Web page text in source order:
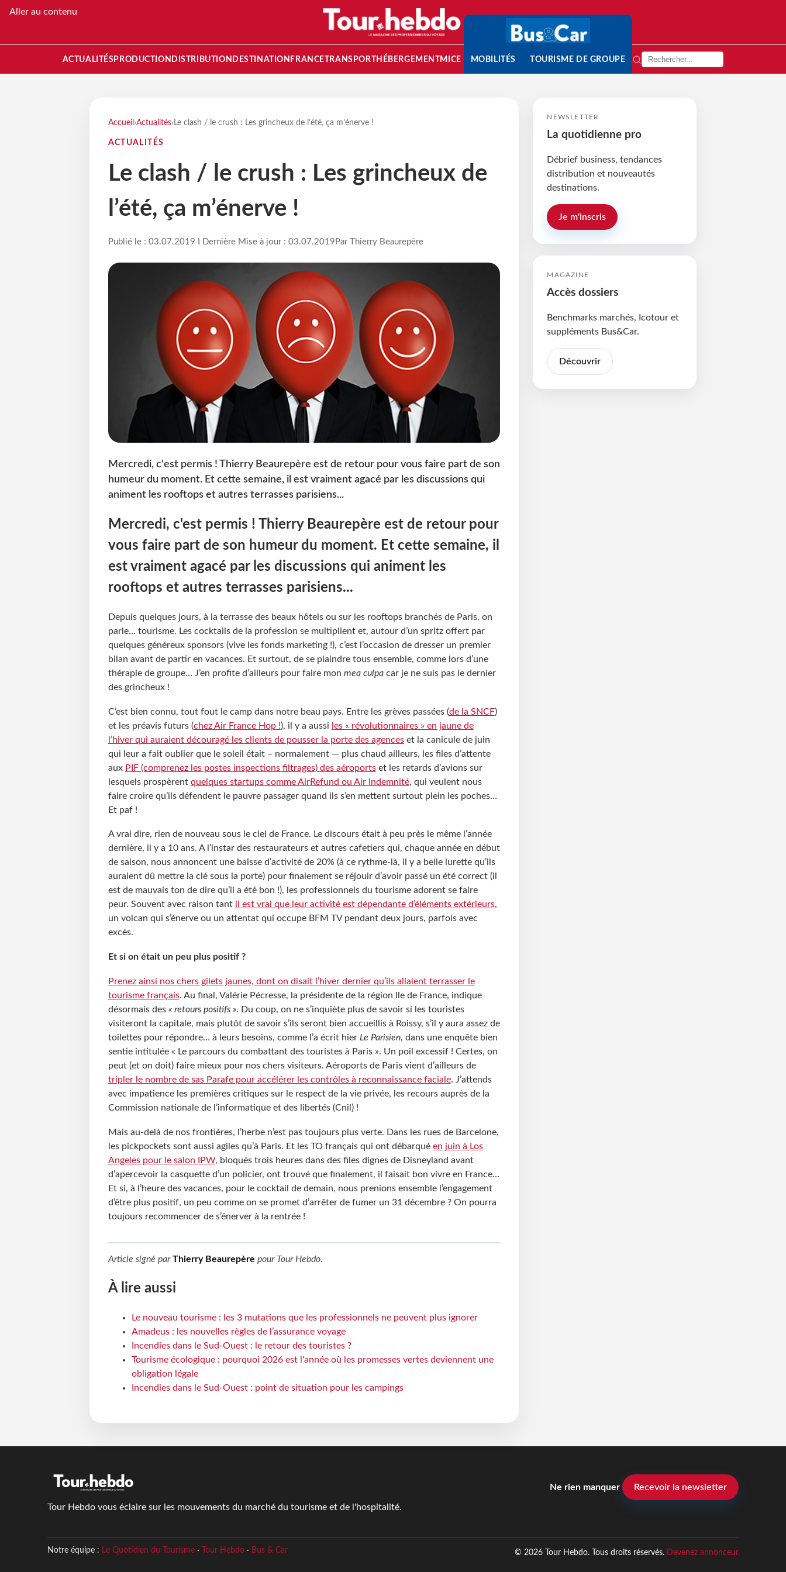
Aller au contenu
ACTUALITÉS PRODUCTION DISTRIBUTION DESTINATION FRANCETRANSPORT HÉBERGEMENTMICE MOBILITÉS TOURISME DE GROUPE
Accueil ›Actualités› Le clash / le crush : Les grincheux de l’été, ça m’énerve !
ACTUALITÉS
Le clash / le crush : Les grincheux de
l’été, ça m’énerve !
Publié le : 03.07.2019 I Dernière Mise à jour : 03.07.2019 Par Thierry Beaurepère
Mercredi, c'est permis ! Thierry Beaurepère est de retour pour vous faire part de son
humeur du moment. Et cette semaine, il est vraiment agacé par les discussions qui
animent les rooftops et autres terrasses parisiens...
Mercredi, c'est permis ! Thierry Beaurepère est de retour pour
vous faire part de son humeur du moment. Et cette semaine, il
est vraiment agacé par les discussions qui animent les
rooftops et autres terrasses parisiens...
Depuis quelques jours, à la terrasse des beaux hôtels ou sur les rooftops branchés de Paris, on
parle… tourisme. Les cocktails de la profession se multiplient et, autour d’un spritz offert par
quelques généreux sponsors (vive les fonds marketing !), c’est l’occasion de dresser un premier
bilan avant de partir en vacances. Et surtout, de se plaindre tous ensemble, comme lors d’une
thérapie de groupe… J’en profite d’ailleurs pour faire mon mea culpacar je ne suis pas le dernier
des grincheux !
C’est bien connu, tout fout le camp dans notre beau pays. Entre les grèves passées (de la SNCF)
et les préavis futurs (chez Air France Hop !), il y a aussi les « révolutionnaires » en jaune de
l’hiver qui auraient découragé les clients de pousser la porte des agenceset la canicule de juin
qui leur a fait oublier que le soleil était – normalement — plus chaud ailleurs, les files d’attente
aux PIF (comprenez les postes inspections filtrages) des aéroportset les retards d’avions sur
lesquels prospèrent quelques startups comme AirRefund ou Air Indemnité, qui veulent nous
faire croire qu’ils défendent le pauvre passager quand ils s’en mettent surtout plein les poches…
Et paf !
A vrai dire, rien de nouveau sous le ciel de France. Le discours était à peu près le même l’année
dernière, il y a 10 ans. A l’instar des restaurateurs et autres cafetiers qui, chaque année en début
de saison, nous annoncent une baisse d’activité de 20% (à ce rythme-là, il y a belle lurette qu’ils
auraient dû mettre la clé sous la porte) pour finalement se réjouir d’avoir passé un été correct (il
est de mauvais ton de dire qu’il a été bon !), les professionnels du tourisme adorent se faire
peur. Souvent avec raison tant il est vrai que leur activité est dépendante d’éléments extérieurs,
un volcan qui s’énerve ou un attentat qui occupe BFM TV pendant deux jours, parfois avec
excès.
Et si on était un peu plus positif ?
Prenez ainsi nos chers gilets jaunes, dont on disait l’hiver dernier qu’ils allaient terrasser le
tourisme français. Au final, Valérie Pécresse, la présidente de la région Ile de France, indique
désormais des « retours positifs ». Du coup, on ne s’inquiète plus de savoir si les touristes
visiteront la capitale, mais plutôt de savoir s’ils seront bien accueillis à Roissy, s’il y aura assez de
toilettes pour répondre… à leurs besoins, comme l’a écrit hier Le Parisien, dans une enquête bien
sentie intitulée « Le parcours du combattant des touristes à Paris ». Un poil excessif ! Certes, on
peut (et on doit) faire mieux pour nos chers visiteurs. Aéroports de Paris vient d’ailleurs de
tripler le nombre de sas Parafe pour accélérer les contrôles à reconnaissance faciale. J’attends
avec impatience les premières critiques sur le respect de la vie privée, les recours auprès de la
Commission nationale de l’informatique et des libertés (Cnil) !
Mais au-delà de nos frontières, l’herbe n’est pas toujours plus verte. Dans les rues de Barcelone,
les pickpockets sont aussi agiles qu’à Paris. Et les TO français qui ont débarqué en juin à Los
Angeles pour le salon IPW, bloqués trois heures dans des files dignes de Disneyland avant
d’apercevoir la casquette d’un policier, ont trouvé que finalement, il faisait bon vivre en France…
Et si, à l’heure des vacances, pour le cocktail de demain, nous prenions ensemble l’engagement
d’être plus positif, un peu comme on se promet d’arrêter de fumer un 31 décembre ? On pourra
toujours recommencer de s’énerver à la rentrée !
Article signé parThierry Beaurepère pour Tour Hebdo.
À lire aussi
Le nouveau tourisme : les 3 mutations que les professionnels ne peuvent plus ignorer
Amadeus : les nouvelles règles de l’assurance voyage
Incendies dans le Sud-Ouest : le retour des touristes ?
Tourisme écologique : pourquoi 2026 est l'année où les promesses vertes deviennent une
obligation légale
Incendies dans le Sud-Ouest : point de situation pour les campings
NEWSLETTER
La quotidienne pro
Débrief business, tendances
distribution et nouveautés
destinations.
Je m'inscris
MAGAZINE
Accès dossiers
Benchmarks marchés, Icotour et
suppléments Bus&Car.
Découvrir
Tour Hebdo vous éclaire sur les mouvements du marché du tourisme et de l'hospitalité.
Ne rien manquer Recevoir la newsletter
Notre équipe : Le Quotidien du Tourisme· Tour Hebdo· Bus & Car © 2026 Tour Hebdo. Tous droits réservés. Devenez annonceur